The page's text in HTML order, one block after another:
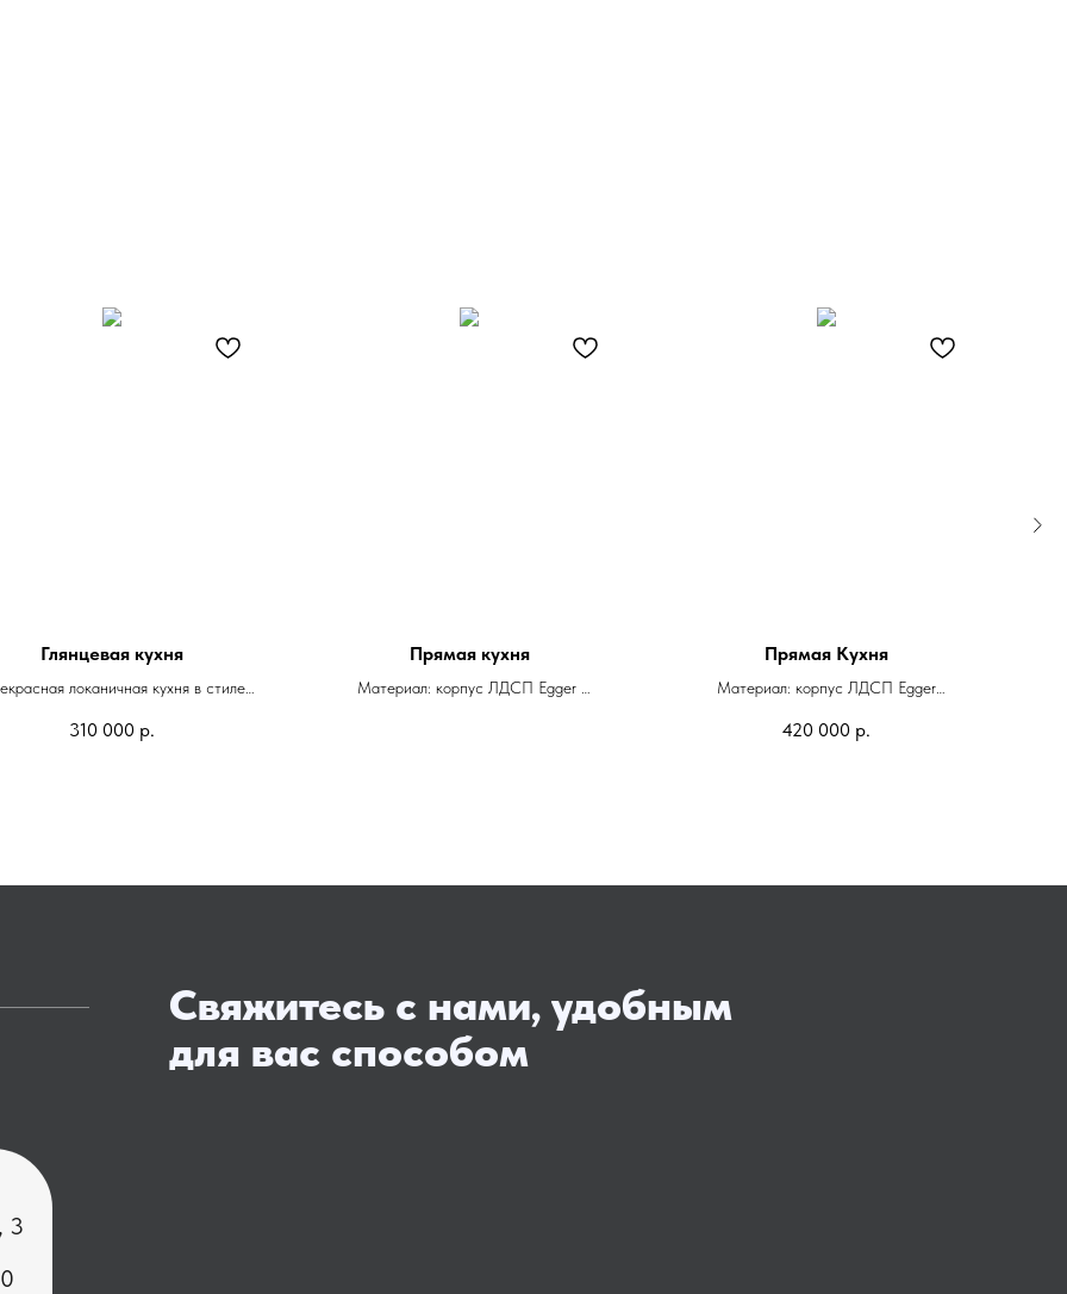
Глянцевая кухня
локаничная кухня в стиле
при этом ничего лишнего.
и стеновая панель ЛДСП
310 000 р.
Прямая кухня
Материал: корпус ЛДСП Egger
Прямая Кухня
Материал: корпус ЛДСП Egger
Фурнитура: Blum
420 000 р.
Свяжитесь с нами, удобным
для вас способом
3